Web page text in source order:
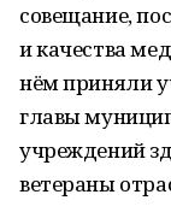
совещание,
и качества
нём приняли
главы
учреждений
ветераны